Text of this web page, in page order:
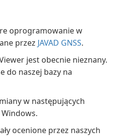
oprogramowanie w
przez JAVAD GNSS.
jest obecnie nieznany.
do naszej bazy na
w następujących
ocenione przez naszych